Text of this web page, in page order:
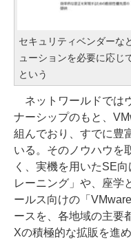
セキュリティベンダーな
ューションを必要に応じ
という
ネットワールドでは
ナーシップのもと、
組んでおり、すでに豊
いる。そのノウハウを
く、実機を用いたSE
レーニング」や、座学
ールス向けの「
ースを、各地域の主要
Xの積極的な拡販を進